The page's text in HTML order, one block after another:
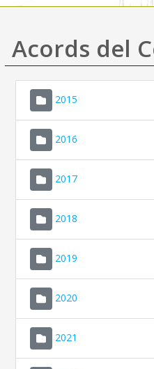
Acords del
2015
2016
2017
2018
2019
2020
2021